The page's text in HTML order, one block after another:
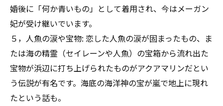
婚後に「何か青いもの」として着用され、今はメーガン
妃が受け継いでいます。
５，人魚の涙や宝物: 恋した人魚の涙が固まったもの、ま
たは海の精霊（セイレーンや人魚）の宝箱から流れ出た
宝物が浜辺に打ち上げられたものがアクアマリンだとい
う伝説が有名です。海底の海洋神の宝が嵐で地上に現れ
たという話も。